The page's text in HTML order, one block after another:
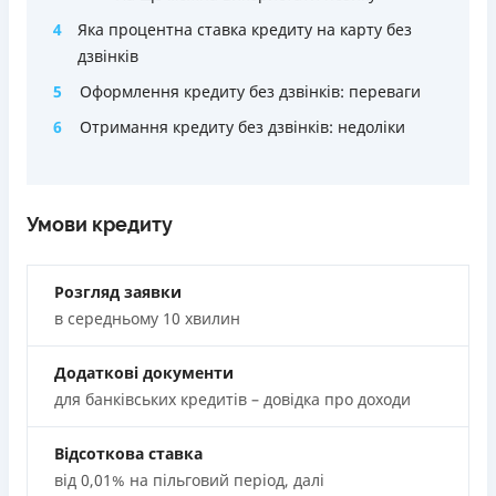
Через термінали Приватбанку
Ліцензія НБУ
Ліцензія переоформлена 27.03.2024 р.
використання промокоду;
Швидкий онлайн кредит на банківську картку без
застави та поручителів;
Процес повністю автоматизований і займає до 5
Верифікація BankID.
Недоліки
Нема програми лояльності для постійних клієнтів
Нема кредиту для юросіб (ФОП)
Немає цілодобової підтримки по телефону, в Viber,
Telegram, Facebook
Оплата на розрахунковий рахунок
Онлайн (через сайт або інтернет-банкінг)
4
Яка процентна ставка кредиту на карту без
дзвінків
5
Оформлення кредиту без дзвінків: переваги
6
Отримання кредиту без дзвінків: недоліки
Умови кредиту
Розгляд заявки
в середньому 10 хвилин
Додаткові документи
для банківських кредитів – довідка про доходи
Відсоткова ставка
від 0,01% на пільговий період, далі